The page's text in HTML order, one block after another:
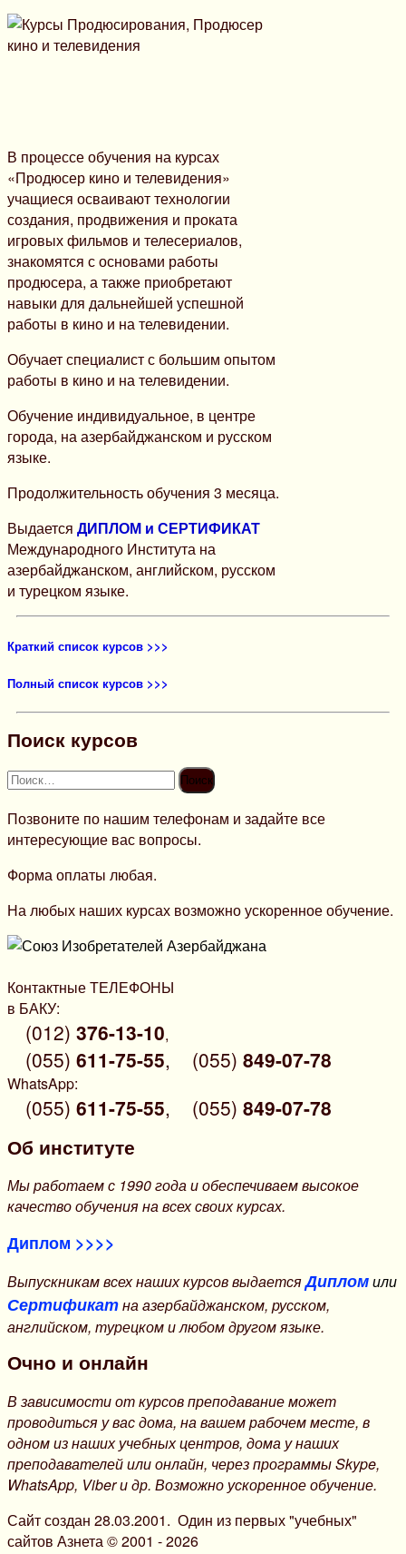
В процессе обучения на курсах
«Продюсер кино и телевидения»
учащиеся осваивают технологии
создания, продвижения и проката
игровых фильмов и телесериалов,
знакомятся с основами работы
продюсера, а также приобретают
навыки для дальнейшей успешной
работы в кино и на телевидении.
Обучает специалист с большим опытом
работы в кино и на телевидении.
Обучение индивидуальное, в центре
города, на азербайджанском и русском
языке.
Продолжительность обучения 3 месяца.
Выдается ДИПЛОМ и СЕРТИФИКАТ
Международного Института на
азербайджанском, английском, русском
и турецком языке.
Краткий список курсов >>>
Полный список курсов >>>
Поиск курсов
Найти:
Позвоните по нашим телефонам и задайте все
интересующие вас вопросы.
Форма оплаты любая.
На любых наших курсах возможно ускоренное обучение.
Контактные ТЕЛЕФОНЫ
в БАКУ:
(012) 376-13-10,
(055) 611-75-55, (055) 849-07-78
WhatsApp:
(055) 611-75-55, (055) 849-07-78
Об институте
Мы работаем с 1990 года и обеспечиваем высокое
качество обучения на всех своих курсах.
Диплом >>>>
Выпускникам всех наших курсов выдаетсяДипломили
Сертификатна азербайджанском, русском,
английском, турецком и любом другом языке.
Очно и онлайн
В зависимости от курсов преподавание может
проводиться у вас дома, на вашем рабочем месте, в
одном из наших учебных центров, дома у наших
преподавателей или онлайн, через программы Skype,
WhatsApp, Viber и др. Возможно ускоренное обучение.
Сайт создан 28.03.2001. Один из первых "учебных"
сайтов Азнета © 2001 - 2026